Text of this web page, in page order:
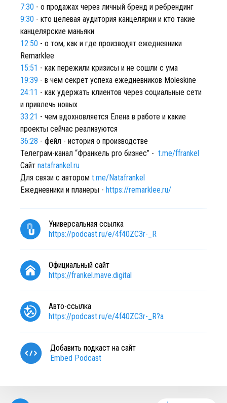
7:30 - о продажах через личный бренд и ребрендинг
9:30 - кто целевая аудитория канцелярии и кто такие
канцелярские маньяки
12:50 - о том, как и где производят ежедневники
Remarklee
15:51 - как пережили кризисы и не сошли с ума
19:39 - в чем секрет успеха ежедневников Moleskine
24:11 - как удержать клиентов через социальные сети
и привлечь новых
33:21 - чем вдохновляется Елена в работе и какие
проекты сейчас реализуются
36:28 - фейл - история о производстве
Телеграм-канал “Франкель pro бизнес” - t.me/ffrankel
Сайт natafrankel.ru
Для связи с автором t.me/Natafrankel
Ежедневники и планеры - https://remarklee.ru/
Универсальная ссылка
https://podcast.ru/e/4f40ZC3r-_R
Официальный сайт
https://frankel.mave.digital
Авто-ссылка
https://podcast.ru/e/4f40ZC3r-_R?a
Добавить подкаст на сайт
Embed Podcast